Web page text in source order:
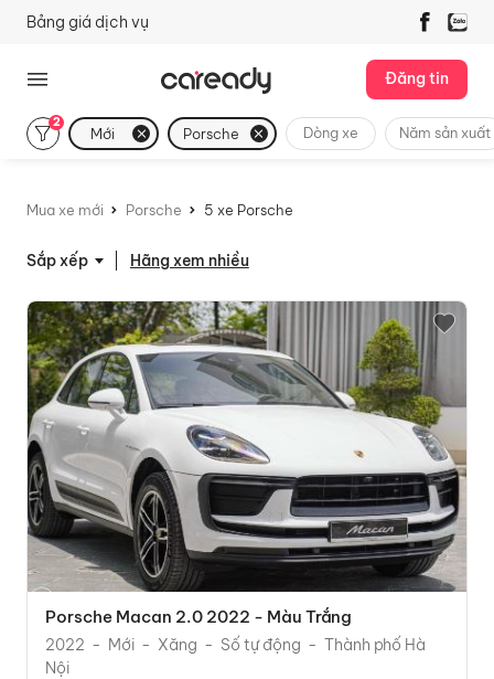
Bảng giá dịch vụ
Đăng tin
2
Mới Porsche Dòng xe Năm sản xuất
Mua xe mới Porsche 5 xe Porsche
Hãng xem nhiều
Porsche Macan 2.0 2022 - Màu Trắng
2022 Mới Xăng Số tự động
Thành phố Hà
Nội